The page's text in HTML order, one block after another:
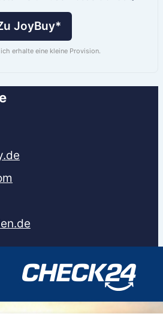
JoyBuy*
erhalte eine kleine Provision.